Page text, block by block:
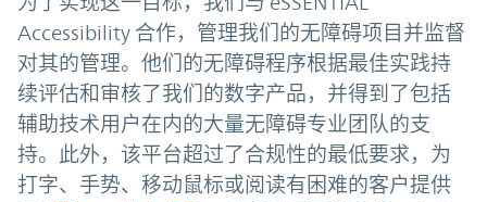
Accessibility 合作，管理我们的无障碍项目并监督
对其的管理。他们的无障碍程序根据最佳实践持
续评估和审核了我们的数字产品，并得到了包括
辅助技术用户在内的大量无障碍专业团队的支
持。此外，该平台超过了合规性的最低要求，为
打字、手势、移动鼠标或阅读有困难的客户提供